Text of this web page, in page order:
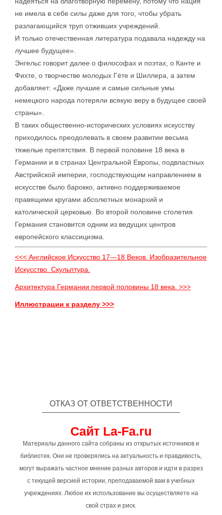
не имела в себе силы даже для того, чтобы убрать
разлагающийся труп отживших учреждений.
И только отечественная литература подавала надежду на
лучшее будущее».
Энгельс говорит далее о философах и поэтах, о Канте и
Фихте, о творчестве молодых Гёте и Шиллера, а затем
добавляет: «Даже лучшие и самые сильные умы
немецкого народа потеряли всякую веру в будущее своей
страны».
В таких общественно-исторических условиях искусству
приходилось преодолевать в своем развитии весьма
тяжелые препятствия. В первой половине 18 века в
Германии и в странах Центральной Европы, подвластных
Австрийской империи, господствующим направлением в
искусстве было барокко, активно поддерживаемое
правящими кругами абсолютных монархий и
католической церковью. Во второй половине столетия
Германия становится одним из ведущих центров
европейского классицизма.
<<< Английское Искусство 17—18 Веков. Изобразительное
Искусство. Скульптура.
Архитектура Германии первой половины 18 века. >>>
Иллюстрации к разделу >>>
ОТКАЗ ОТ ОТВЕТСТВЕННОСТИ
Сайт La-Fa.ru
Материалы данного сайта собраны из открытых источников и
библиотек. Они не проверялись на актуальность и правдивость,
могут выражать частное мнение разных авторов и идти в разрез
с текущей версией истории, преподаваемой вам в учебных
учреждениях. Любое их использование вы осуществляете на
свой страх и риск.